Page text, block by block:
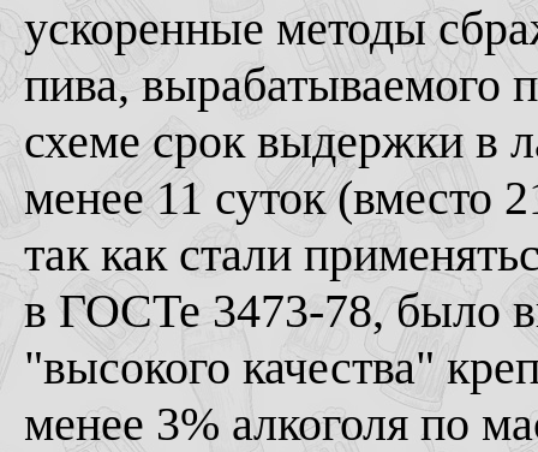
ускоренные методы
пива, вырабатываемого
схеме срок выдержки в
менее 11 суток (вместо
так как стали
в ГОСТе 3473-78, было
"высокого качества"
менее 3% алкоголя по